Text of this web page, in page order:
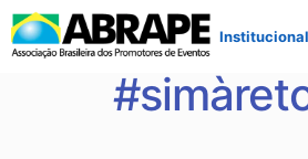
Institucional